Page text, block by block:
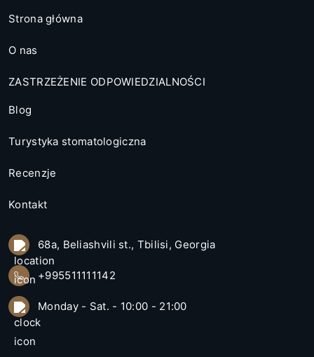
Strona główna
O nas
ZASTRZEŻENIE ODPOWIEDZIALNOŚCI
Blog
Turystyka stomatologiczna
Recenzje
Kontakt
68a, Beliashvili st., Tbilisi, Georgia
+995511111142
Monday - Sat. - 10:00 - 21:00